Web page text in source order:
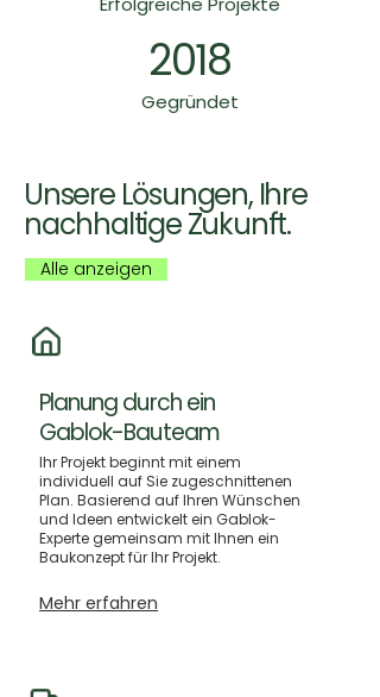
2018
Gegründet
Unsere Lösungen, Ihre
nachhaltige Zukunft.
Alle anzeigen
Planung durch ein
Gablok-Bauteam
Ihr Projekt beginnt mit einem
individuell auf Sie zugeschnittenen
Plan. Basierend auf Ihren Wünschen
und Ideen entwickelt ein Gablok-
Experte gemeinsam mit Ihnen ein
Baukonzept für Ihr Projekt.
Mehr erfahren